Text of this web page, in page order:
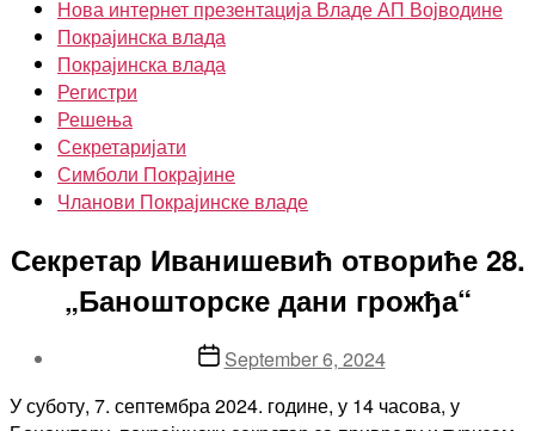
Нова интернет презентација Владе АП Војводине
Покрајинска влада
Покрајинска влада
Регистри
Решења
Секретаријати
Симболи Покрајине
Чланови Покрајинске владе
Секретар Иванишевић отвориће 28.
„Баношторске дани грожђа“
PostSeptember 6, 2024
У суботу, 7. септембра 2024. године, у 14 часова, у